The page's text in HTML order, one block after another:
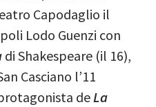
Capodaglio il
Lodo Guenzi con
di Shakespeare (il 16),
Casciano l’11
deLa